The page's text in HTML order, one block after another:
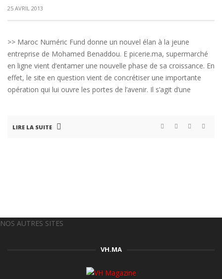
25 AVRIL 2013
>> Maroc Numéric Fund donne un nouvel élan à la jeune
entreprise de Mohamed Benaddou. E picerie.ma, supermarché
en ligne vient d’entamer une nouvelle phase de sa croissance. En
effet, le site en question vient de concrétiser une importante
opération qui lui ouvre les portes de l’avenir. Il s’agit d’une
LIRE LA SUITE
NOS AUTRES SITES
VH.MA